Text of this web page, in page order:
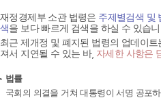
재정경제부 소관 법령은 주제별검색 및
색을 보다 빠르게 검색을 하실 수 있습니
최근 제개정 및 폐지된 법령의 업데이
져서 지연될 수 있는 바, 자세한 사항은
법률
국회의 의결을 거쳐 대통령이 서명 공포